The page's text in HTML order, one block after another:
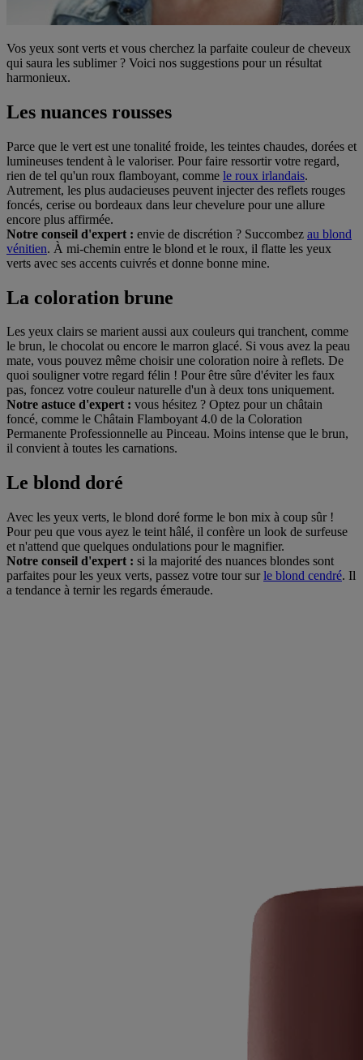
Vos yeux sont verts et vous cherchez la parfaite couleur de cheveux
qui saura les sublimer ? Voici nos suggestions pour un résultat
harmonieux.
Les nuances rousses
Parce que le vert est une tonalité froide, les teintes chaudes, dorées et
lumineuses tendent à le valoriser. Pour faire ressortir votre regard,
rien de tel qu'un roux flamboyant, comme le roux irlandais.
Autrement, les plus audacieuses peuvent injecter des reflets rouges
foncés, cerise ou bordeaux dans leur chevelure pour une allure
encore plus affirmée.
Notre conseil d'expert : envie de discrétion ? Succombez au blond
vénitien. À mi-chemin entre le blond et le roux, il flatte les yeux
verts avec ses accents cuivrés et donne bonne mine.
La coloration brune
Les yeux clairs se marient aussi aux couleurs qui tranchent, comme
le brun, le chocolat ou encore le marron glacé. Si vous avez la peau
mate, vous pouvez même choisir une coloration noire à reflets. De
quoi souligner votre regard félin ! Pour être sûre d'éviter les faux
pas, foncez votre couleur naturelle d'un à deux tons uniquement.
Notre astuce d'expert : vous hésitez ? Optez pour un châtain
foncé, comme le Châtain Flamboyant 4.0 de la Coloration
Permanente Professionnelle au Pinceau. Moins intense que le brun,
il convient à toutes les carnations.
Le blond doré
Avec les yeux verts, le blond doré forme le bon mix à coup sûr !
Pour peu que vous ayez le teint hâlé, il confère un look de surfeuse
et n'attend que quelques ondulations pour le magnifier.
Notre conseil d'expert : si la majorité des nuances blondes sont
parfaites pour les yeux verts, passez votre tour surle blond cendré. Il
a tendance à ternir les regards émeraude.